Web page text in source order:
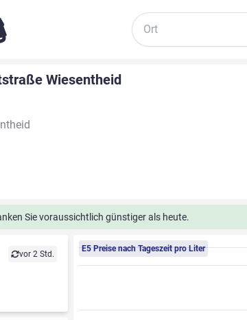
Suche
Wiesentheid
Sie voraussichtlich günstiger als heute.
vor 2 Std.
E5 Preise nach Tageszeit pro Liter